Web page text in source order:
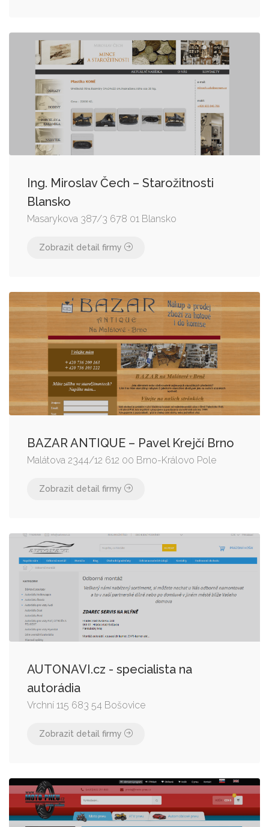
Ing. Miroslav Čech – Starožitnosti
Blansko
Masarykova 387/3 678 01 Blansko
Zobrazit detail firmy
BAZAR ANTIQUE – Pavel Krejčí Brno
Malátova 2344/12 612 00 Brno-Královo Pole
Zobrazit detail firmy
AUTONAVI.cz - specialista na
autorádia
Vrchní 115 683 54 Bošovice
Zobrazit detail firmy